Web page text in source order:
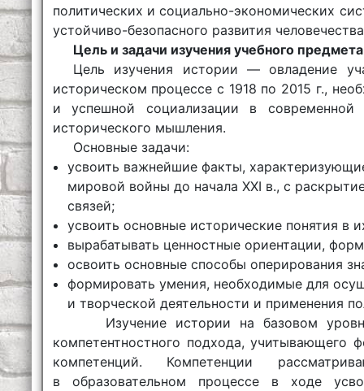
политических и социально-экономических
устойчиво-безопасного развития
Цель и задачи изучения учебного предмета
Цель изучения истории — овладение
историческом процессе с 1918 по 2015 г.,
и успешной социализации в
исторического мышления.
Основные задачи:
усвоить важнейшие факты,
мировой войны до начала XXI в., с
связей;
усвоить основные исторические понятия в
вырабатывать ценностные ориентации,
освоить основные способы оперирования
формировать умения, необходимые для
и творческой деятельности и применения
Изучение истории на базовом
компетентностного подхода, учитывающего
компетенций. Компетенции
в образовательном процессе в ходе